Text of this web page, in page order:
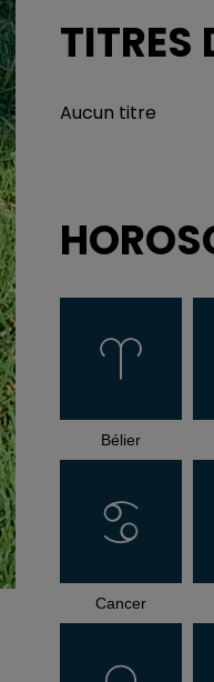
TITRES
Aucun titre
Bélier
Cancer